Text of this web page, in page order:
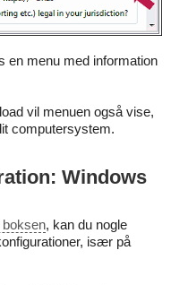
en menu med information
vil menuen også vise,
computersystem.
Windows
boksen, kan du nogle
især på